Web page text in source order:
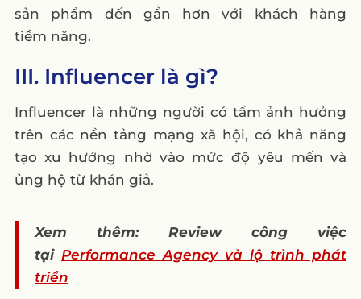
sản phẩm đến gần hơn với khách hàng
tiềm năng.
III. Influencer là gì?
Influencer là những người có tầm ảnh hưởng
trên các nền tảng mạng xã hội, có khả năng
tạo xu hướng nhờ vào mức độ yêu mến và
ủng hộ từ khán giả.
Xem thêm: Review công việc
tại Performance Agency và lộ trình phát
triển